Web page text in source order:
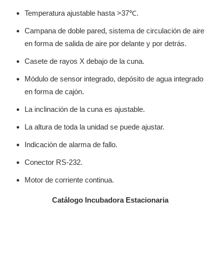
Temperatura ajustable hasta >37℃.
Campana de doble pared, sistema de circulación de aire
en forma de salida de aire por delante y por detrás.
Casete de rayos X debajo de la cuna.
Módulo de sensor integrado, depósito de agua integrado
en forma de cajón.
La inclinación de la cuna es ajustable.
La altura de toda la unidad se puede ajustar.
Indicación de alarma de fallo.
Conector RS-232.
Motor de corriente continua.
Catálogo Incubadora Estacionaria